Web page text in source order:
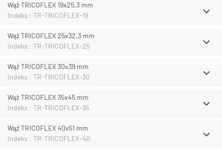
Wąż TRICOFLEX 19x25,3 mm
Indeks : TR-TRICOFLEX-19
Wąż TRICOFLEX 25x32,3 mm
Indeks : TR-TRICOFLEX-25
Wąż TRICOFLEX 30x39 mm
Indeks : TR-TRICOFLEX-30
Wąż TRICOFLEX 35x45 mm
Indeks : TR-TRICOFLEX-35
Wąż TRICOFLEX 40x51 mm
Indeks : TR-TRICOFLEX-40